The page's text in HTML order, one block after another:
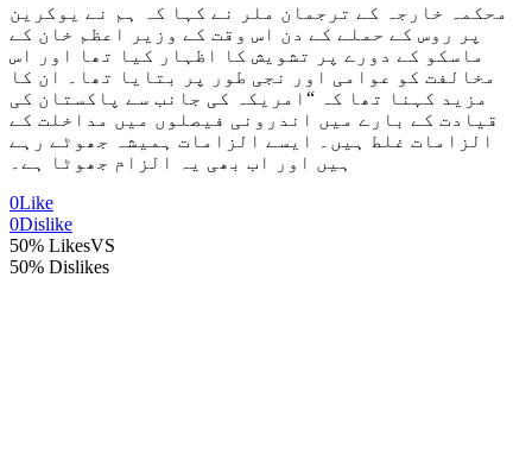
محکمہ خارجہ کے ترجمان ملر نے کہا کہ ہم نے یوکرین
پر روس کے حملے کے دن اس وقت کے وزیر اعظم خان کے
ماسکو کے دورے پر تشویش کا اظہار کیا تھا اور اس
مخالفت کو عوامی اور نجی طور پر بتایا تھا۔ ان کا
مزید کہنا تھا کہ “امریکہ کی جانب سے پاکستان کی
قیادت کے بارے میں اندرونی فیصلوں میں مداخلت کے
الزامات غلط ہیں۔ ایسے الزامات ہمیشہ جھوٹے رہے
ہیں اور اب بھی یہ الزام جھوٹا ہے۔
0Like
0Dislike
50% LikesVS
50% Dislikes